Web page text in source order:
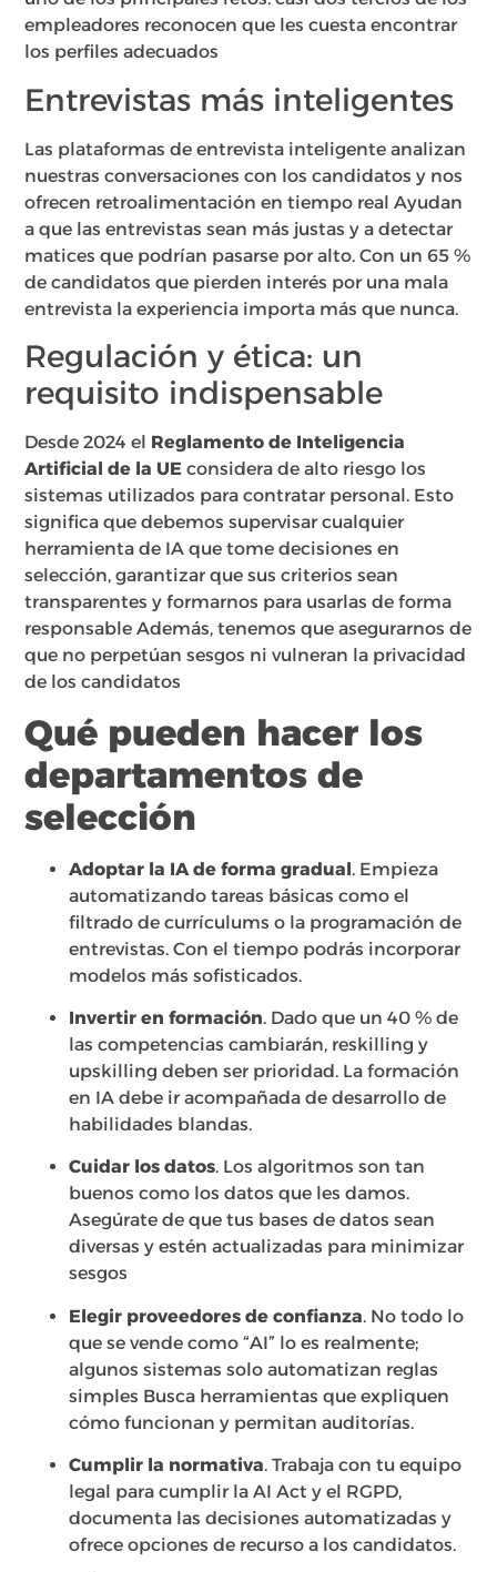
empleadores reconocen que les cuesta encontrar
los perfiles adecuados
Entrevistas más inteligentes
Las plataformas de entrevista inteligente analizan
nuestras conversaciones con los candidatos y nos
ofrecen retroalimentación en tiempo real Ayudan
a que las entrevistas sean más justas y a detectar
matices que podrían pasarse por alto. Con un 65 %
de candidatos que pierden interés por una mala
entrevista la experiencia importa más que nunca.
Regulación y ética: un
requisito indispensable
Desde 2024 el Reglamento de Inteligencia
Artificial de la UE considera de alto riesgo los
sistemas utilizados para contratar personal. Esto
significa que debemos supervisar cualquier
herramienta de IA que tome decisiones en
selección, garantizar que sus criterios sean
transparentes y formarnos para usarlas de forma
responsable Además, tenemos que asegurarnos de
que no perpetúan sesgos ni vulneran la privacidad
de los candidatos
Qué pueden hacer los
departamentos de
selección
Adoptar la IA de forma gradual. Empieza
automatizando tareas básicas como el
filtrado de currículums o la programación de
entrevistas. Con el tiempo podrás incorporar
modelos más sofisticados.
Invertir en formación. Dado que un 40 % de
las competencias cambiarán, reskilling y
upskilling deben ser prioridad. La formación
en IA debe ir acompañada de desarrollo de
habilidades blandas.
Cuidar los datos. Los algoritmos son tan
buenos como los datos que les damos.
Asegúrate de que tus bases de datos sean
diversas y estén actualizadas para minimizar
sesgos
Elegir proveedores de confianza. No todo lo
que se vende como “AI” lo es realmente;
algunos sistemas solo automatizan reglas
simples Busca herramientas que expliquen
cómo funcionan y permitan auditorías.
Cumplir la normativa. Trabaja con tu equipo
legal para cumplir la AI Act y el RGPD,
documenta las decisiones automatizadas y
ofrece opciones de recurso a los candidatos.